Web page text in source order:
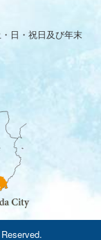
日・祝日及び年末